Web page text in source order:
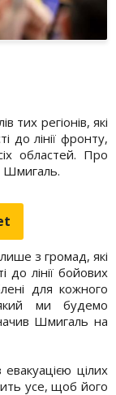
тих регіонів, які
до лінії фронту,
областей. Про
Шмигаль.
з громад, які
до лінії бойових
для кожного
ми будемо
Шмигаль на
цілих
усе, щоб його